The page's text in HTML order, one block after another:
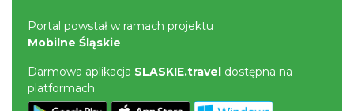
Portal powstał w ramach projektu
Mobilne Śląskie
Darmowa aplikacja SLASKIE.travel dostępna na
platformach